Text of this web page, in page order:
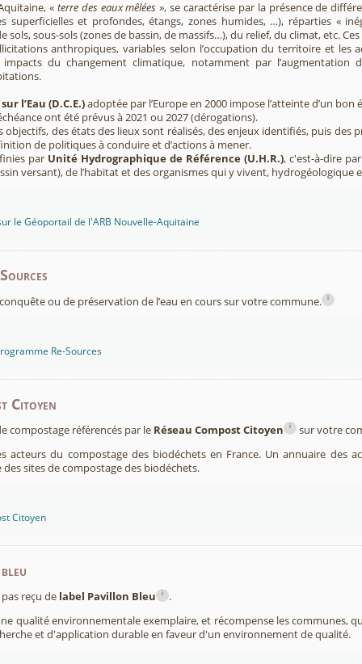
« terre des eaux mêlées », se caractérise par la présence de
superficielles et profondes, étangs, zones humides, …), réparties «
sols, sous-sols (zones de bassin, de massifs…), du relief, du climat, etc.
anthropiques, variables selon l’occupation du territoire et les
impacts du changement climatique, notamment par l’augmentation
l’Eau (D.C.E.)adoptée par l’Europe en 2000 impose l’atteinte d’un
ont été prévus à 2021 ou 2027 (dérogations).
objectifs, des états des lieux sont réalisés, des enjeux identifiés, puis des
de politiques à conduire et d’actions à mener.
par Unité Hydrographique de Référence (U.H.R.), c'est-à-dire
versant), de l’habitat et des organismes qui y vivent, hydrogéologique
le Géoportail de l'ARB Nouvelle-Aquitaine
ou de préservation de l’eau en cours sur votre commune. i
Re-Sources
Citoyen
compostage référencés par le Réseau Compost Citoyen i
sur votre
acteurs du compostage des biodéchets en France. Un annuaire des
sites de compostage des biodéchets.
Citoyen
reçu de label Pavillon Bleu i
.
qualité environnementale exemplaire, et récompense les communes,
et d'application durable en faveur d'un environnement de qualité.